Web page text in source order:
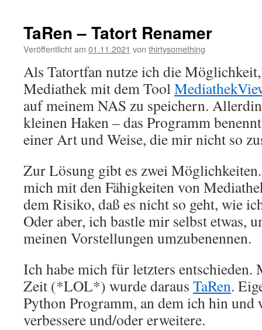
TaRen – Tatort Renamer
Veröffentlicht am 01.11.2021 von thirtysomething
Als Tatortfan nutze ich die
Mediathek mit dem Tool
auf meinem NAS zu speichern.
kleinen Haken – das Programm
einer Art und Weise, die mir nicht so
Zur Lösung gibt es zwei
mich mit den Fähigkeiten von
dem Risiko, daß es nicht so geht, wie
Oder aber, ich bastle mir selbst etwas,
meinen Vorstellungen umzubenennen.
Ich habe mich für letzters
Zeit (*LOL*) wurde daraus TaRen.
Python Programm, an dem ich hin und
verbessere und/oder erweitere.